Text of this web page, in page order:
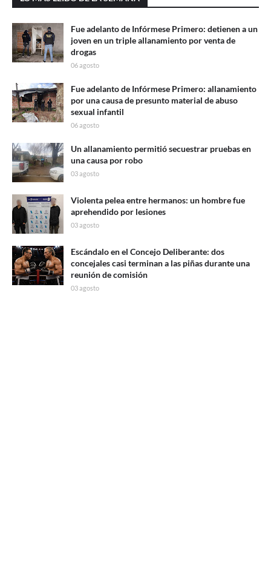
Fue adelanto de Infórmese Primero: detienen a un
joven en un triple allanamiento por venta de
drogas
06 agosto
Fue adelanto de Infórmese Primero: allanamiento
por una causa de presunto material de abuso
sexual infantil
06 agosto
Un allanamiento permitió secuestrar pruebas en
una causa por robo
03 agosto
Violenta pelea entre hermanos: un hombre fue
aprehendido por lesiones
03 agosto
Escándalo en el Concejo Deliberante: dos
concejales casi terminan a las piñas durante una
reunión de comisión
03 agosto